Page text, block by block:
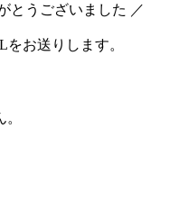
とうございました ／
お送りします。